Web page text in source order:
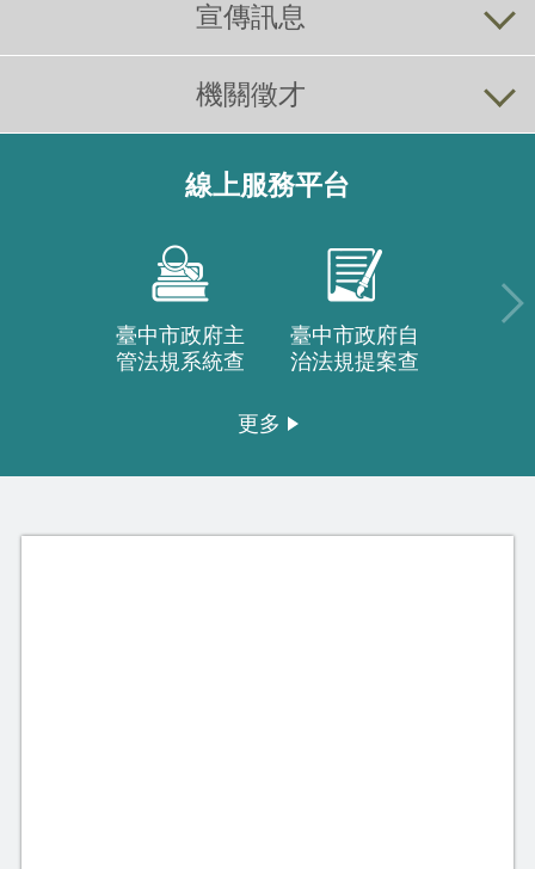
宣傳訊息
機關徵才
線上服務平台
臺中市政府主
管法規系統查
臺中市政府自
治法規提案查
更多